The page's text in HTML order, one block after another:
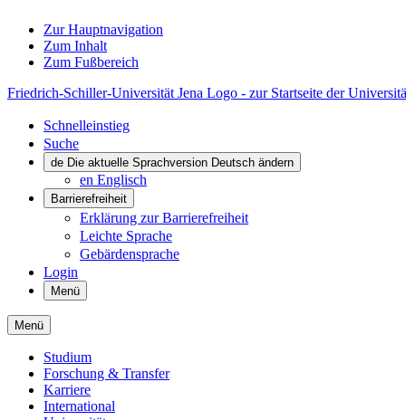
Zur Hauptnavigation
Zum Inhalt
Zum Fußbereich
Friedrich-Schiller-Universität Jena Logo - zur Startseite der
Schnelleinstieg
Suche
de Die aktuelle Sprachversion Deutsch ändern
en Englisch
Barrierefreiheit
Erklärung zur Barrierefreiheit
Leichte Sprache
Gebärdensprache
Login
Menü
Menü
Studium
Forschung & Transfer
Karriere
International